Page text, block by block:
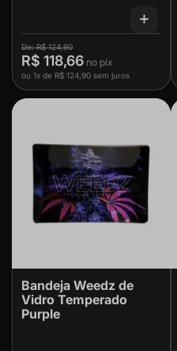
R$ 124,90
R$ 118,66
ou 1x de R$ 124,90 sem juros
Bandeja Weedz de
Vidro Temperado
Purple